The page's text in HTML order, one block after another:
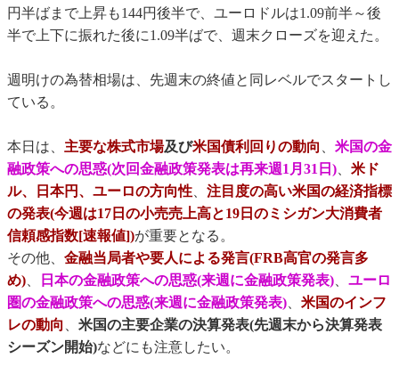
円半ばまで上昇も144円後半で、ユーロドルは1.09前半～後
半で上下に振れた後に1.09半ばで、週末クローズを迎えた。
週明けの為替相場は、先週末の終値と同レベルでスタートし
ている。
本日は、 主要な株式市場及び米国債利回りの動向 、 米国の金
融政策への思惑(次回金融政策発表は再来週1月31日)、 米ド
ル、日本円、ユーロの方向性、 注目度の高い米国の経済指標
の発表(今週は17日の小売売上高と19日のミシガン大消費者
信頼感指数[速報値])が重要となる。
その他、 金融当局者や要人による発言(FRB高官の発言多
め)、 日本の金融政策への思惑(来週に金融政策発表)、 ユーロ
圏の金融政策への思惑(来週に金融政策発表)、 米国のインフ
レの動向 、 米国の主要企業の決算発表(先週末から決算発表
シーズン開始)などにも注意したい。